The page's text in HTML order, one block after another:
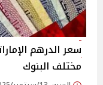
مختلف البنوك